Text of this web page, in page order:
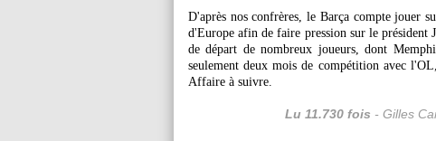
D'après nos confrères, le Barça compte jouer
d'Europe afin de faire pression sur le président
de départ de nombreux joueurs, dont
seulement deux mois de compétition avec
Affaire à suivre.
Lu 11.730 fois - Gilles